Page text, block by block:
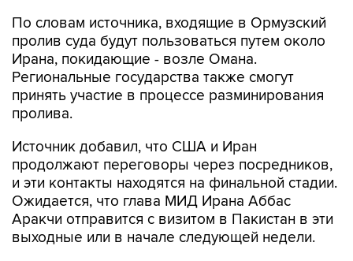
По словам источника, входящие в Ормузский
пролив суда будут пользоваться путем около
Ирана, покидающие - возле Омана.
Региональные государства также смогут
принять участие в процессе разминирования
пролива.
Источник добавил, что США и Иран
продолжают переговоры через посредников,
и эти контакты находятся на финальной стадии.
Ожидается, что глава МИД Ирана Аббас
Аракчи отправится с визитом в Пакистан в эти
выходные или в начале следующей недели.